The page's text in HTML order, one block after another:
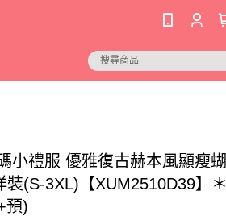
小禮服 優雅復古赫本風顯瘦蝴
裝(S-3XL)【XUM2510D39】＊
預)